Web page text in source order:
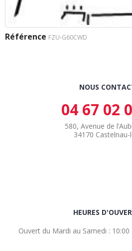
Référence FZU-G60CWD
NOUS
04 67 02
580, Avenue de
34170
HEURES
Ouvert du Mardi au Samedi :